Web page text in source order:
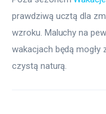
prawdziwą ucztą dla
wzroku. Maluchy na
wakacjach będą
czystą naturą.